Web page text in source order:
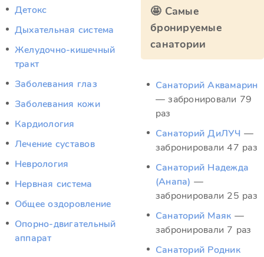
Детокс
Дыхательная система
Желудочно-кишечный
тракт
Заболевания глаз
Заболевания кожи
Кардиология
Лечение суставов
Неврология
Нервная система
Общее оздоровление
Опорно-двигательный
аппарат
🤩 Самые
бронируемые
санатории
Санаторий Аквамарин
— забронировали 79
раз
Санаторий ДиЛУЧ —
забронировали 47 раз
Санаторий Надежда
(Анапа) —
забронировали 25 раз
Санаторий Маяк —
забронировали 7 раз
Санаторий Родник